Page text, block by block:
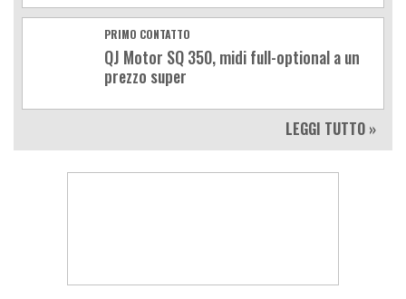
PRIMO CONTATTO
QJ Motor SQ 350, midi full-optional a un
prezzo super
LEGGI TUTTO »